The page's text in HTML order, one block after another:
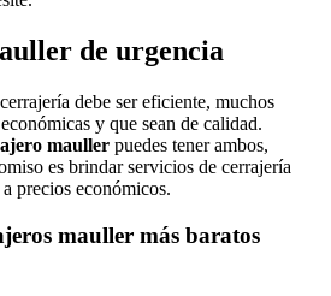
de urgencia
debe ser eficiente, muchos
y que sean de calidad.
mauller puedes tener ambos,
es brindar servicios de cerrajería
precios económicos.
mauller más baratos